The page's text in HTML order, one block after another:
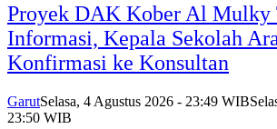
Proyek DAK Kober Al Mulky
Informasi, Kepala Sekolah
Konfirmasi ke Konsultan
GarutSelasa, 4 Agustus 2026 - 23:49 WIB
23:50 WIB